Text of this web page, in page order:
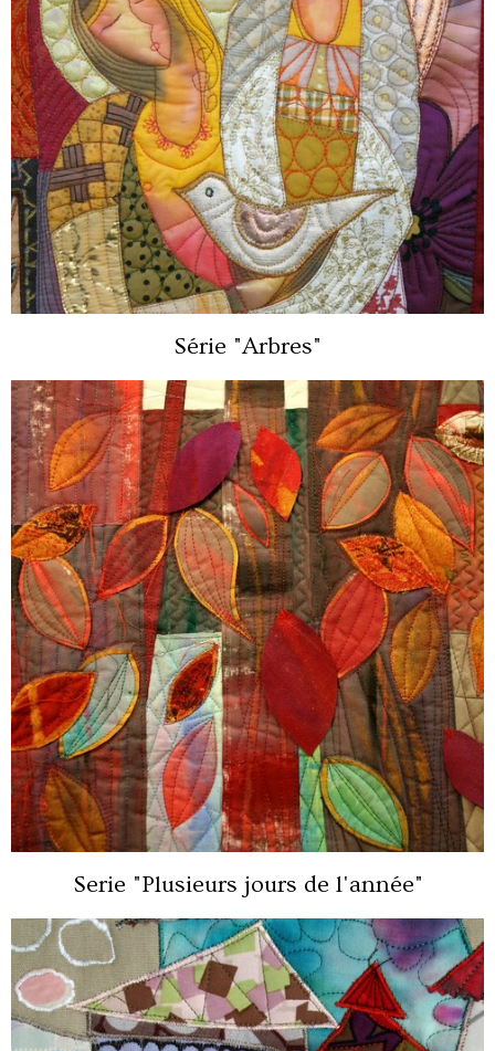
Série "Arbres"
Serie "Plusieurs jours de l'année"